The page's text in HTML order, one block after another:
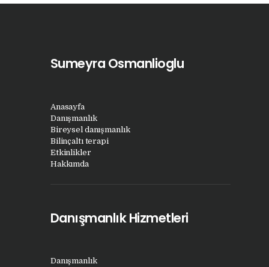
Sumeyra Osmanlioglu
Anasayfa
Danışmanlık
Bireysel danışmanlık
Bilinçaltı terapi
Etkinlikler
Hakkımda
Danışmanlık Hizmetleri
Danışmanlık